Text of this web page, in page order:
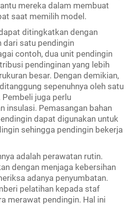
mereka dalam membuat
saat memilih model.
ditingkatkan dengan
dari satu pendingin
contoh, dua unit pendingin
pendinginan yang lebih
besar. Dengan demikian,
sepenuhnya oleh satu
juga perlu
insulasi. Pemasangan bahan
dapat digunakan untuk
sehingga pendingin bekerja
adalah perawatan rutin.
dengan menjaga kebersihan
adanya penyumbatan.
pelatihan kepada staf
merawat pendingin. Hal ini